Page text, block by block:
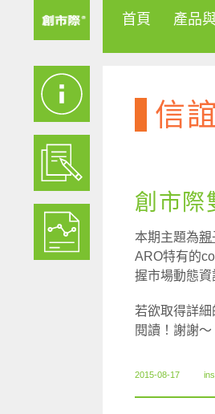
首頁 產品
信
創市際
本期主題為親
ARO特有的
握市場動態資
若欲取得詳
閱讀！謝謝～
2015-08-17